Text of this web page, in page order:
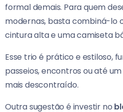
formal demais. Para quem
modernas, basta combiná-lo
cintura alta e uma camiseta
Esse trio é prático e estiloso,
passeios, encontros ou até
mais descontraído.
Outra sugestão é investir no